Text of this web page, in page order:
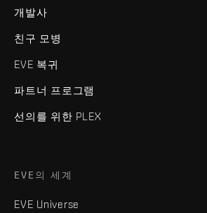
개발사
친구 모병
EVE 복귀
파트너 프로그램
선의를 위한 PLEX
EVE의 세계
EVE Universe